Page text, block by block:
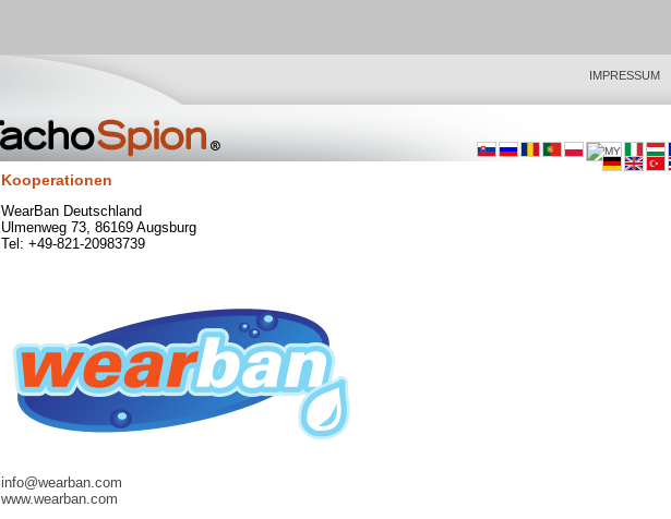
IMPRESSUM
Kooperationen
WearBan Deutschland
Ulmenweg 73, 86169 Augsburg
Tel: +49-821-20983739
info@wearban.com
www.wearban.com